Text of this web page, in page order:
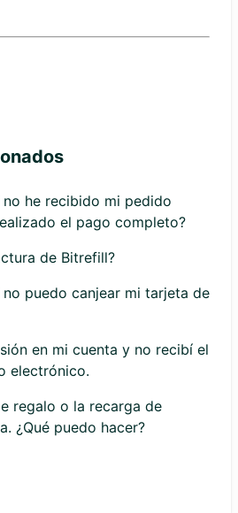
no he recibido mi pedido
el pago completo?
de Bitrefill?
no puedo canjear mi tarjeta de
en mi cuenta y no recibí el
electrónico.
regalo o la recarga de
¿Qué puedo hacer?